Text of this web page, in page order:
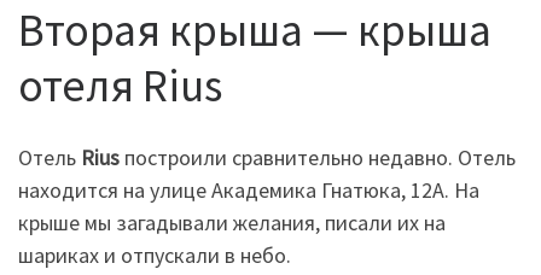
Вторая крыша — крыша
отеля Rius
Отель Rius построили сравнительно недавно. Отель
находится на улице Академика Гнатюка, 12А. На
крыше мы загадывали желания, писали их на
шариках и отпускали в небо.